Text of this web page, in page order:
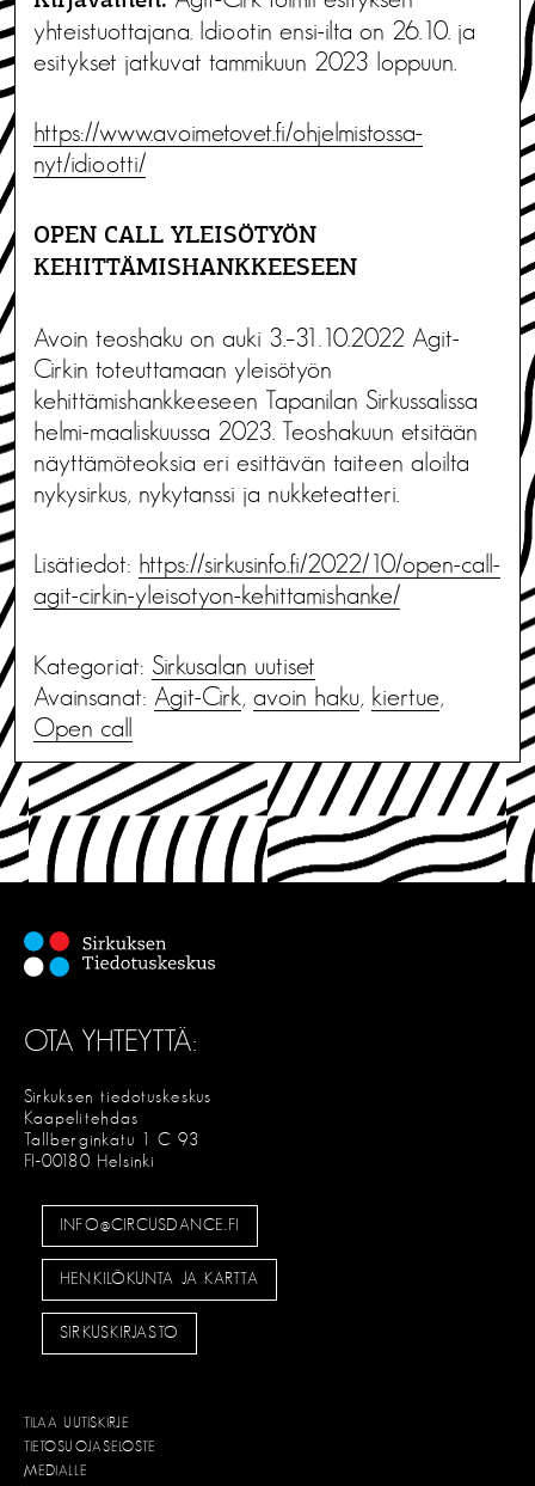
yhteistuottajana. Idiootin ensi-ilta on 26.10. ja
esitykset jatkuvat tammikuun 2023 loppuun.
https://www.avoimetovet.fi/ohjelmistossa-
nyt/idiootti/
OPEN CALL YLEISÖTYÖN
KEHITTÄMISHANKKEESEEN
Avoin teoshaku on auki 3.–31.10.2022 Agit-
Cirkin toteuttamaan yleisötyön
kehittämishankkeeseen Tapanilan Sirkussalissa
helmi-maaliskuussa 2023. Teoshakuun etsitään
näyttämöteoksia eri esittävän taiteen aloilta
nykysirkus, nykytanssi ja nukketeatteri.
Lisätiedot: https://sirkusinfo.fi/2022/10/open-call-
agit-cirkin-yleisotyon-kehittamishanke/
Kategoriat: Sirkusalan uutiset
Avainsanat: Agit-Cirk, avoin haku, kiertue,
Open call
OTA YHTEYTTÄ:
Sirkuksen tiedotuskeskus
Kaapelitehdas
Tallberginkatu 1 C 93
FI-00180 Helsinki
INFO@CIRCUSDANCE.FI
HENKILÖKUNTA JA KARTTA
SIRKUSKIRJASTO
TILAA UUTISKIRJE
TIETOSUOJASELOSTE
MEDIALLE